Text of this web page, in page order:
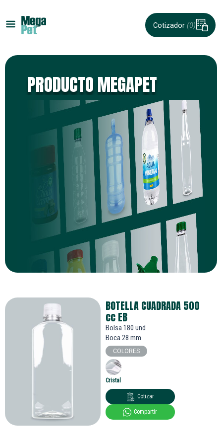
Cotizador (0)
PRODUCTO MEGAPET
BOTELLA CUADRADA 500
ccEB
Bolsa 180 und
Boca 28 mm
COLORES
Cristal
Cotizar
Compartir